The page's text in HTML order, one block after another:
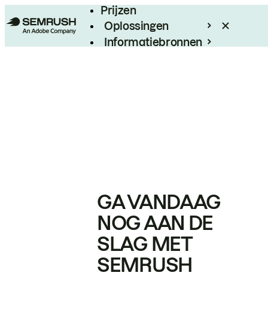
Prijzen
Oplossingen
Informatiebronnen
GA VANDAAG
NOG AAN DE
SLAG MET
SEMRUSH